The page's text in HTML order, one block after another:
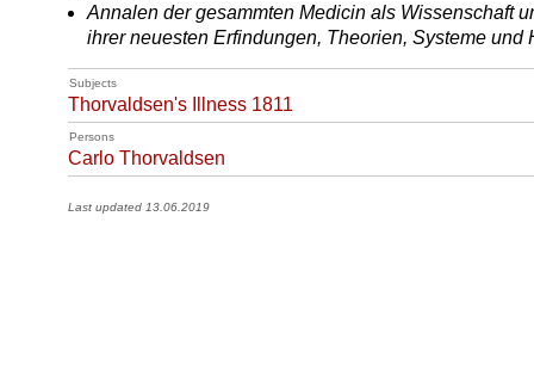
Annalen der gesammten Medicin als Wissenschaft
ihrer neuesten Erfindungen, Theorien, Systeme und
Subjects
Thorvaldsen's Illness 1811
Persons
Carlo Thorvaldsen
Last updated 13.06.2019